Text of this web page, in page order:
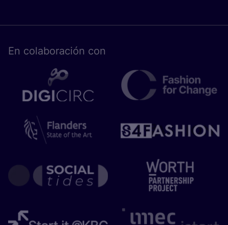
En cola­bo­ra­ción con